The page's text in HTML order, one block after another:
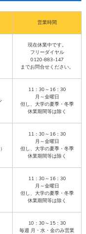
営業時間
現在休業中です。
フリーダイヤル
0120-883-147
までお問合せください。
11：30～16：30
月～金曜日
但し、大学の夏季・冬季
休業期間等は除く
11：30～16：30
月～金曜日
但し、大学の夏季・冬季
休業期間等は除く
11：30～16：30
月～金曜日
但し、大学の夏季・冬季
休業期間等は除く
10：30～15：30
毎週 月・水・金のみ営業